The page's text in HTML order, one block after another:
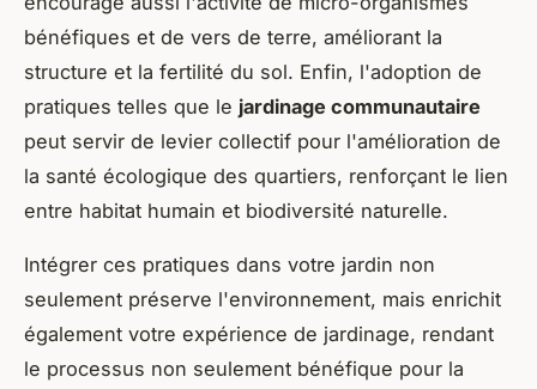
bénéfiques et de vers de terre, améliorant la
structure et la fertilité du sol. Enfin, l'adoption de
pratiques telles que le jardinage communautaire
peut servir de levier collectif pour l'amélioration de
la santé écologique des quartiers, renforçant le lien
entre habitat humain et biodiversité naturelle.
Intégrer ces pratiques dans votre jardin non
seulement préserve l'environnement, mais enrichit
également votre expérience de jardinage, rendant
le processus non seulement bénéfique pour la